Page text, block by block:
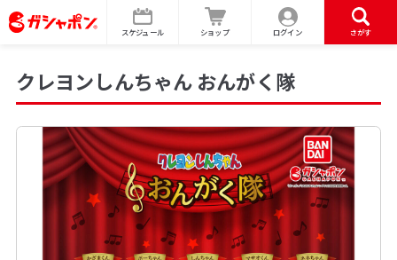
スケジュール ショップ ログイン さがす
クレヨンしんちゃん おんがく隊